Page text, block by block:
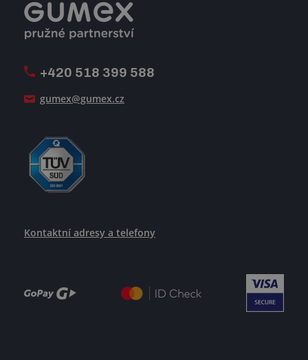
+420 518 399 588
gumex@gumex.cz
Kontaktní adresy a telefony
Registrace a spolupráce
Firemní časopis Géčko
Úpravy na míru a montáže
Volná pracovní místa